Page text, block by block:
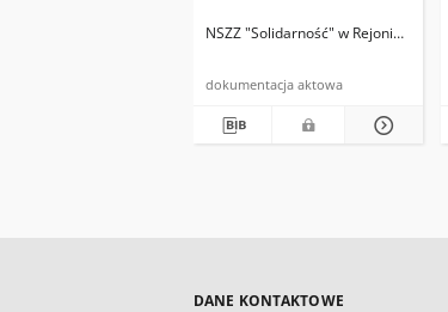
NSZZ "Solidarność" w Rejonie
dokumentacja aktowa
DANE KONTAKTOWE